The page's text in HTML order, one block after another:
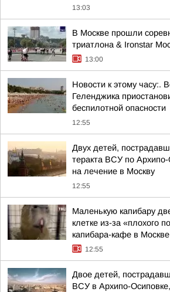
13:03
В Москве прошли
триатлона & Ironstar
13:00
Новости к этому часу:.
Геленджика
беспилотной опасности
12:55
Двух детей,
теракта ВСУ по
на лечение в Москву
12:55
Маленькую капибару
клетке из-за «плохого
капибара-кафе в Москве
12:55
Двое детей,
ВСУ в Архипо-